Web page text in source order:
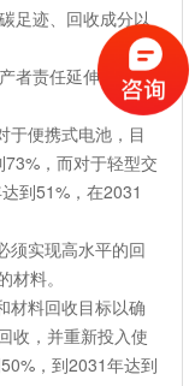
足迹、回收成分以
者责任延伸监管框
于便携式电池，目
，而对于轻型交
到51%，在2031
须实现高水平的回
料。
材料回收目标以确
收，并重新投入使
，到2031年达到